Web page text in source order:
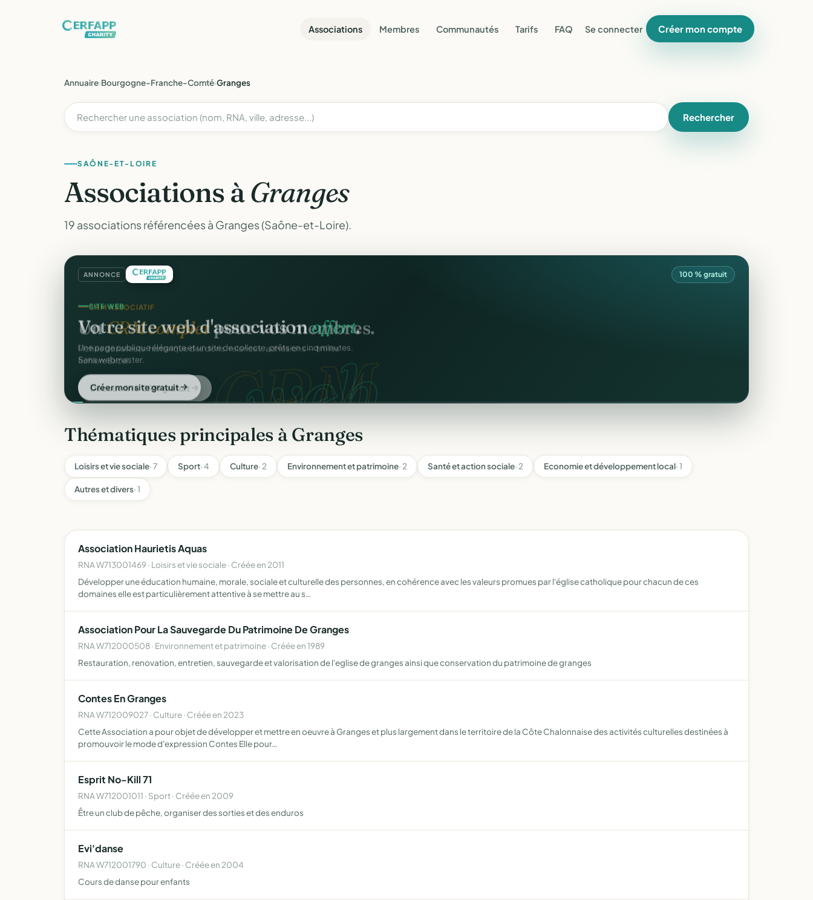
Associations Membres Communautés Tarifs FAQ Se connecter Créer mon compte
Annuaire›Bourgogne-Franche-Comté›Granges
Rechercher
SAÔNE-ET-LOIRE
Associations àGranges
19 associations référencées à Granges (Saône-et-Loire).
ANNONCE 100 % gratuit
web.
SITE WEB
Votre site web d'associationoffert.
Une page publique élégante et un site de collecte, prêts en cinq minutes.
Sans webmaster.
Créer mon site gratuit
Thématiques principales à Granges
Loisirs et vie sociale· 7 Sport· 4 Culture· 2 Environnement et patrimoine· 2 Santé et action sociale· 2 Economie et développement local· 1
Autres et divers· 1
Association Haurietis Aquas
RNA W713001469 · Loisirs et vie sociale · Créée en 2011
Développer une éducation humaine, morale, sociale et culturelle des personnes, en cohérence avec les valeurs promues par l'église catholique pour chacun de ces
domaines elle est particulièrement attentive à se mettre au s…
Association Pour La Sauvegarde Du Patrimoine De Granges
RNA W712000508 · Environnement et patrimoine · Créée en 1989
Restauration, renovation, entretien, sauvegarde et valorisation de l'eglise de granges ainsi que conservation du patrimoine de granges
Contes En Granges
RNA W712009027 · Culture · Créée en 2023
Cette Association a pour objet de développer et mettre en oeuvre à Granges et plus largement dans le territoire de la Côte Chalonnaise des activités culturelles destinées à
promouvoir le mode d'expression Contes Elle pour…
Esprit No-Kill 71
RNA W712001011 · Sport · Créée en 2009
Être un club de pêche, organiser des sorties et des enduros
Evi'danse
RNA W712001790 · Culture · Créée en 2004
Cours de danse pour enfants